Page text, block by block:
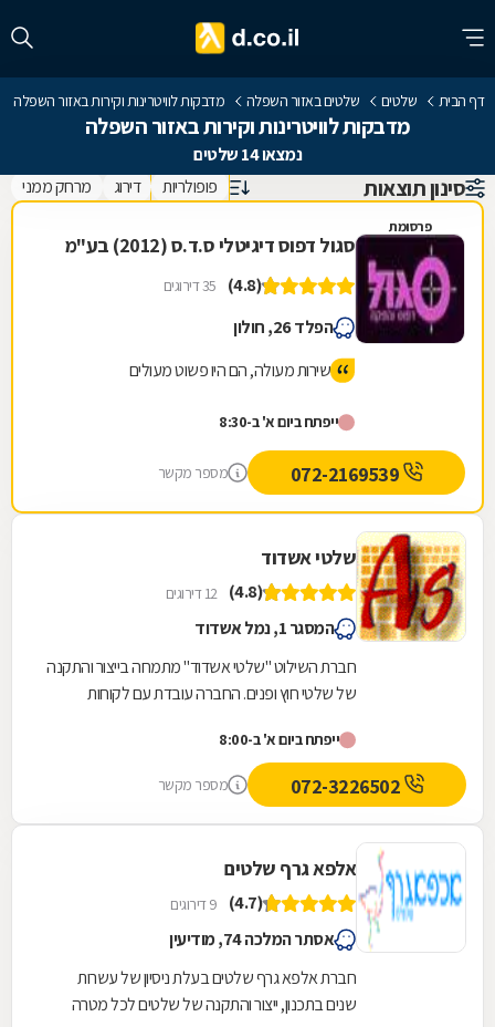
דף הבית שלטים שלטים באזור השפלה מדבקות לוויטרינות וקירות באזור השפלה
מדבקות לוויטרינות וקירות באזור השפלה
נמצאו 14 שלטים
סינון תוצאות פופולריות דירוג מרחק ממני
פרסומת
סגול דפוס דיגיטלי ס.ד.ס (2012) בע"מ
(4.8) 35 דירוגים
הפלד 26, חולון
שירות מעולה, הם היו פשוט מעולים
ייפתח ביום א' ב-8:30
מספר מקשר
שלטי אשדוד
(4.8) 12 דירוגים
המסגר 1, נמל אשדוד
חברת השילוט "שלטי אשדוד" מתמחה בייצור והתקנה
של שלטי חוץ ופנים. החברה עובדת עם לקוחות
סדר...ייפתח ביום א' ב-8:00
מספר מקשר
אלפא גרף שלטים
(4.7) 9 דירוגים
אסתר המלכה 74, מודיעין
חברת אלפא גרף שלטים בעלת ניסיון של עשרות
שנים בתכנון, ייצור והתקנה של שלטים לכל מטרה